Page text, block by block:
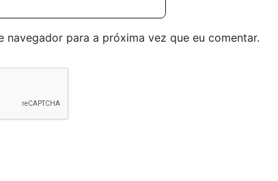
navegador para a próxima vez que eu comentar.